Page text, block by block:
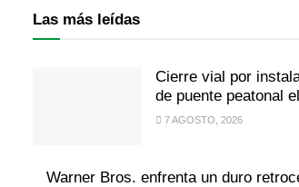
Las más leídas
Cierre vial por
de puente peatonal
7 AGOSTO, 2026
Warner Bros. enfrenta un duro